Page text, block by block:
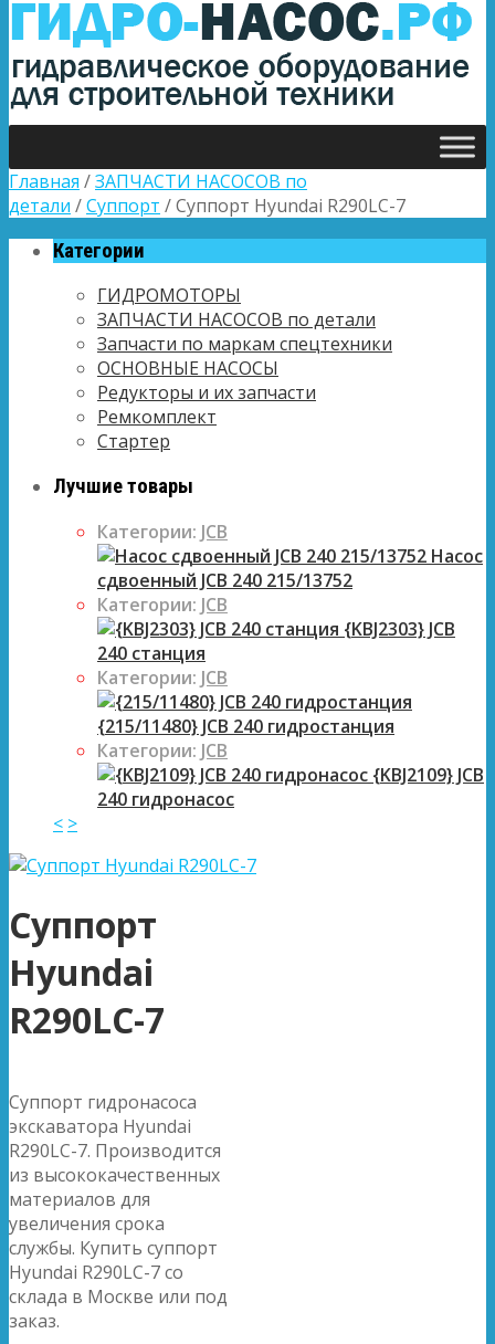
Главная /ЗАПЧАСТИ НАСОСОВ по
детали /Суппорт / Суппорт Hyundai R290LC-7
Категории
ГИДРОМОТОРЫ
ЗАПЧАСТИ НАСОСОВ по детали
Запчасти по маркам спецтехники
ОСНОВНЫЕ НАСОСЫ
Редукторы и их запчасти
Ремкомплект
Стартер
Лучшие товары
Категории: JCB
Насос
сдвоенный JCB 240 215/13752
Категории: JCB
{KBJ2303} JCB
240 станция
Категории: JCB
{215/11480} JCB 240 гидростанция
Категории: JCB
{KBJ2109} JCB
240 гидронасос
< >
Суппорт
Hyundai
R290LC-7
Суппорт гидронасоса
экскаватора Hyundai
R290LC-7. Производится
из высококачественных
материалов для
увеличения срока
службы. Купить суппорт
Hyundai R290LC-7 со
склада в Москве или под
заказ.